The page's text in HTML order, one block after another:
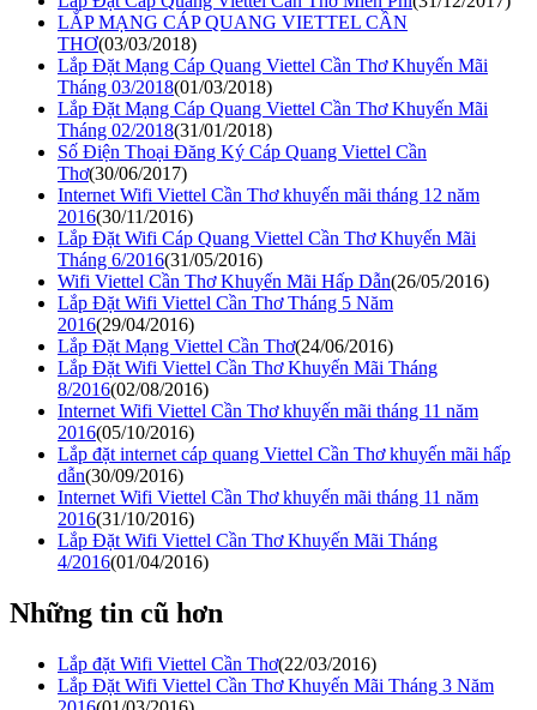
LẮP MẠNG CÁP QUANG VIETTEL CẦN
THƠ(03/03/2018)
Lắp Đặt Mạng Cáp Quang Viettel Cần Thơ Khuyến Mãi
Tháng 03/2018(01/03/2018)
Lắp Đặt Mạng Cáp Quang Viettel Cần Thơ Khuyến Mãi
Tháng 02/2018(31/01/2018)
Số Điện Thoại Đăng Ký Cáp Quang Viettel Cần
Thơ(30/06/2017)
Internet Wifi Viettel Cần Thơ khuyến mãi tháng 12 năm
2016(30/11/2016)
Lắp Đặt Wifi Cáp Quang Viettel Cần Thơ Khuyến Mãi
Tháng 6/2016(31/05/2016)
Wifi Viettel Cần Thơ Khuyến Mãi Hấp Dẫn(26/05/2016)
Lắp Đặt Wifi Viettel Cần Thơ Tháng 5 Năm
2016(29/04/2016)
Lắp Đặt Mạng Viettel Cần Thơ(24/06/2016)
Lắp Đặt Wifi Viettel Cần Thơ Khuyến Mãi Tháng
8/2016(02/08/2016)
Internet Wifi Viettel Cần Thơ khuyến mãi tháng 11 năm
2016(05/10/2016)
Lắp đặt internet cáp quang Viettel Cần Thơ khuyến mãi hấp
dẫn(30/09/2016)
Internet Wifi Viettel Cần Thơ khuyến mãi tháng 11 năm
2016(31/10/2016)
Lắp Đặt Wifi Viettel Cần Thơ Khuyến Mãi Tháng
4/2016(01/04/2016)
Những tin cũ hơn
Lắp đặt Wifi Viettel Cần Thơ(22/03/2016)
Lắp Đặt Wifi Viettel Cần Thơ Khuyến Mãi Tháng 3 Năm